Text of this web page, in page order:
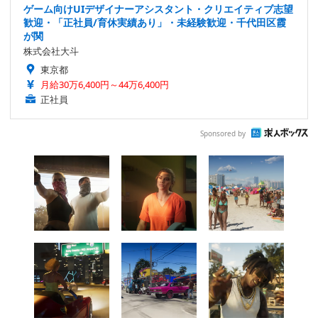
ゲーム向けUIデザイナーアシスタント・クリエイティブ志望
歓迎・「正社員/育休実績あり」・未経験歓迎・千代田区霞
が関
株式会社大斗
東京都
月給30万6,400円～44万6,400円
正社員
Sponsored by